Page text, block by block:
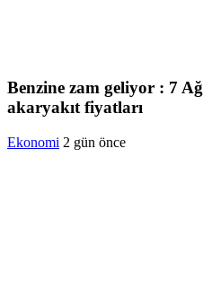
Benzine zam geliyor : 7
akaryakıt fiyatları
Ekonomi 2 gün önce